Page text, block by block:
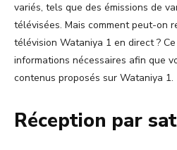
variés, tels que des émissions de
télévisées. Mais comment peut-on
télévision Wataniya 1 en direct ?
informations nécessaires afin que
contenus proposés sur Wataniya 1.
Réception par